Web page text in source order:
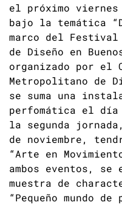
el próximo viernes
bajo la temática
marco del
de Diseño en
organizado por el
Metropolitano de
se suma una
perfomática el
la segunda
de noviembre,
“Arte en
ambos eventos,
muestra de
“Pequeño mundo